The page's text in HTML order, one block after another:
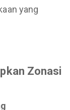
yang
Zonasi